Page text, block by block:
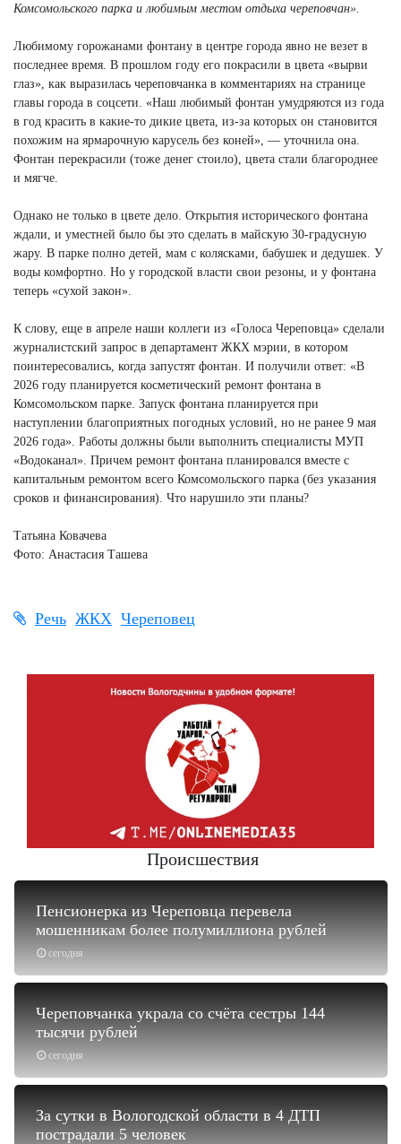
Комсомольского парка и любимым местом отдыха череповчан».
Любимому горожанами фонтану в центре города явно не везет в
последнее время. В прошлом году его покрасили в цвета «вырви
глаз», как выразилась череповчанка в комментариях на странице
главы города в соцсети. «Наш любимый фонтан умудряются из года
в год красить в какие-то дикие цвета, из-за которых он становится
похожим на ярмарочную карусель без коней», — уточнила она.
Фонтан перекрасили (тоже денег стоило), цвета стали благороднее
и мягче.
Однако не только в цвете дело. Открытия исторического фонтана
ждали, и уместней было бы это сделать в майскую 30-градусную
жару. В парке полно детей, мам с колясками, бабушек и дедушек. У
воды комфортно. Но у городской власти свои резоны, и у фонтана
теперь «сухой закон».
К слову, еще в апреле наши коллеги из «Голоса Череповца» сделали
журналистский запрос в департамент ЖКХ мэрии, в котором
поинтересовались, когда запустят фонтан. И получили ответ: «В
2026 году планируется косметический ремонт фонтана в
Комсомольском парке. Запуск фонтана планируется при
наступлении благоприятных погодных условий, но не ранее 9 мая
2026 года». Работы должны были выполнить специалисты МУП
«Водоканал». Причем ремонт фонтана планировался вместе с
капитальным ремонтом всего Комсомольского парка (без указания
сроков и финансирования). Что нарушило эти планы?
Татьяна Ковачева
Фото: Анастасия Ташева
Речь ЖКХ Череповец
Происшествия
сегодня
Пенсионерка из Череповца перевела
мошенникам более полумиллиона рублей
сегодня
Череповчанка украла со счёта сестры 144
тысячи рублей
За сутки в Вологодской области в 4 ДТП
пострадали 5 человек